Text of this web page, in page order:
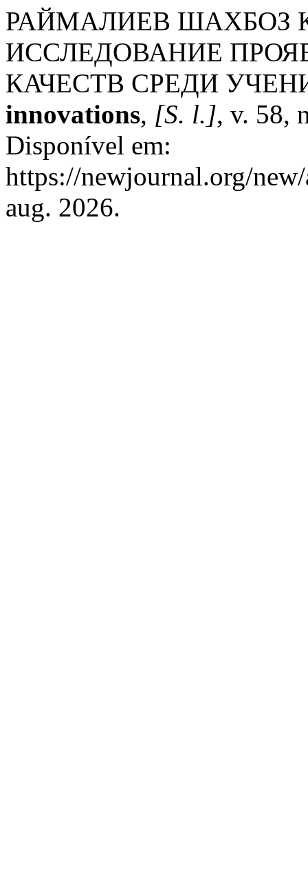
РАЙМАЛИЕВ ШАХБОЗ
ИССЛЕДОВАНИЕ
КАЧЕСТВ СРЕДИ
innovations, [S. l.], v. 58,
Disponível em:
https://newjournal.org/
aug. 2026.